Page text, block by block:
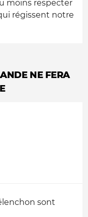
moins respecter
régissent notre
NE FERA
sont